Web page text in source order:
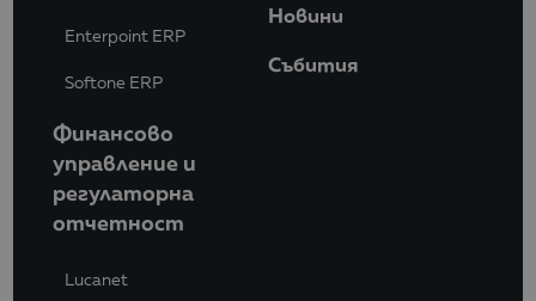
Enterpoint ERP
Softone ERP
Финансово
управление и
регулаторна
отчетност
Lucanet
Новини
Събития